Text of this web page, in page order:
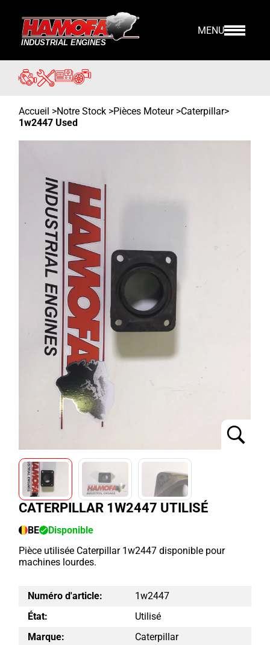
MENU
Accueil >Notre Stock >Pièces Moteur >Caterpillar>
1w2447 Used
CATERPILLAR 1W2447 UTILISÉ
BE
Disponible
Pièce utilisée Caterpillar 1w2447 disponible pour
machines lourdes.
Numéro d'article:
1w2447
État:
Utilisé
Marque:
Caterpillar